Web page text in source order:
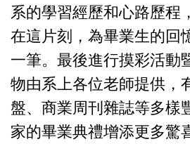
系的學習經歷和心路歷程
在這片刻，為畢業生的回
一筆。最後進行摸彩活動
物由系上各位老師提供，
盤、商業周刊雜誌等多樣
家的畢業典禮增添更多驚